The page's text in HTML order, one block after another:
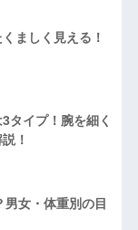
ましく見える！
タイプ！腕を細く
！
女・体重別の目